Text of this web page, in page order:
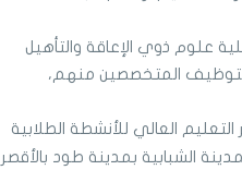
علوم ذوي الإعاقة والتأهيل
لتوظيف المتخصصين منهم،
العالي للأنشطة الطلابية
الشبابية بمدينة طود بالأقصر